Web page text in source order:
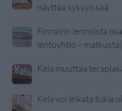
näyttää syksyn sää
Finnairin lennoista
lentoyhtiö –
Kela muuttaa
Kela voi leikata tukia